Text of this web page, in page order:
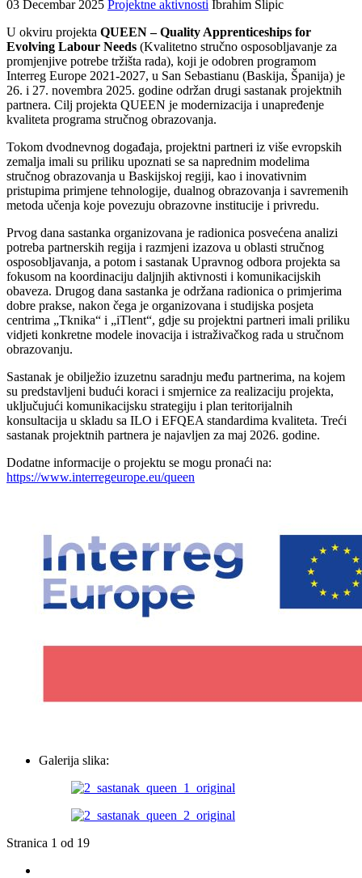
03 Decembar 2025 Projektne aktivnosti Ibrahim Slipic
U okviru projekta QUEEN – Quality Apprenticeships for
Evolving Labour Needs (Kvalitetno stručno osposobljavanje za
promjenjive potrebe tržišta rada), koji je odobren programom
Interreg Europe 2021-2027, u San Sebastianu (Baskija, Španija) je
26. i 27. novembra 2025. godine održan drugi sastanak projektnih
partnera. Cilj projekta QUEEN je modernizacija i unapređenje
kvaliteta programa stručnog obrazovanja.
Tokom dvodnevnog događaja, projektni partneri iz više evropskih
zemalja imali su priliku upoznati se sa naprednim modelima
stručnog obrazovanja u Baskijskoj regiji, kao i inovativnim
pristupima primjene tehnologije, dualnog obrazovanja i savremenih
metoda učenja koje povezuju obrazovne institucije i privredu.
Prvog dana sastanka organizovana je radionica posvećena analizi
potreba partnerskih regija i razmjeni izazova u oblasti stručnog
osposobljavanja, a potom i sastanak Upravnog odbora projekta sa
fokusom na koordinaciju daljnjih aktivnosti i komunikacijskih
obaveza. Drugog dana sastanka je održana radionica o primjerima
dobre prakse, nakon čega je organizovana i studijska posjeta
centrima „Tknika“ i „iTlent“, gdje su projektni partneri imali priliku
vidjeti konkretne modele inovacija i istraživačkog rada u stručnom
obrazovanju.
Sastanak je obilježio izuzetnu saradnju među partnerima, na kojem
su predstavljeni budući koraci i smjernice za realizaciju projekta,
uključujući komunikacijsku strategiju i plan teritorijalnih
konsultacija u skladu sa ILO i EFQEA standardima kvaliteta. Treći
sastanak projektnih partnera je najavljen za maj 2026. godine.
Dodatne informacije o projektu se mogu pronaći na:
https://www.interregeurope.eu/queen
Galerija slika:
Stranica 1 od 19